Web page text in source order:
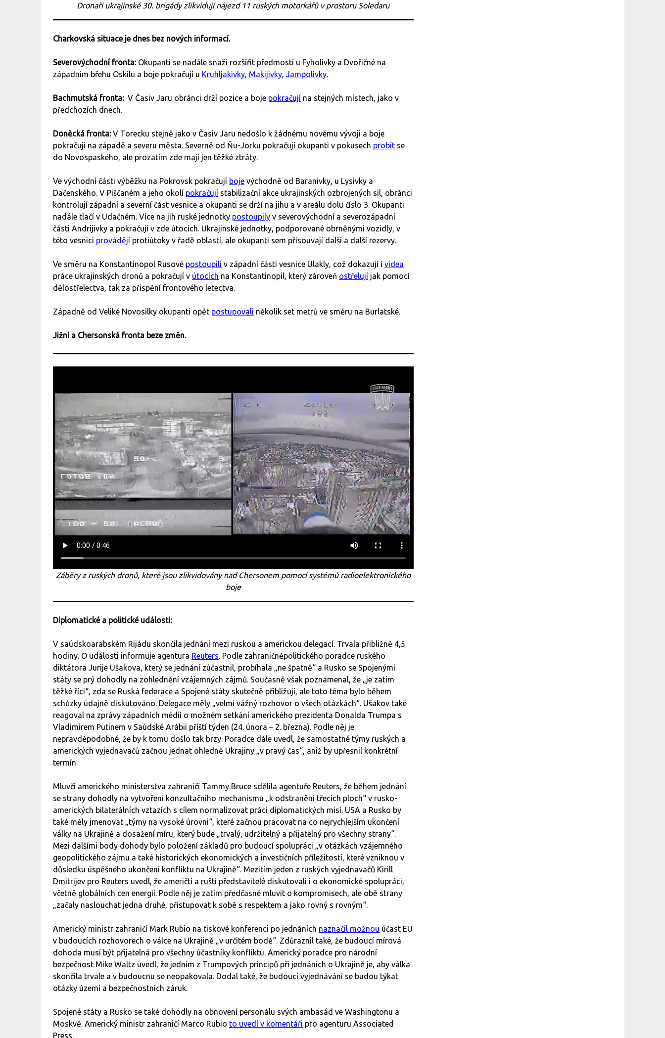
Dronaři ukrajinské 30. brigády zlikvidují nájezd 11 ruských motorkářů v prostoru Soledaru
Charkovská situace je dnes bez nových informací.
Severovýchodní fronta: Okupanti se nadále snaží rozšířit předmostí u Fyholivky a Dvořičné na
západním břehu Oskilu a boje pokračují u Kruhljakivky, Makijivky, Jampolivky.
Bachmutská fronta: V Časiv Jaru obránci drží pozice a boje pokračují na stejných místech, jako v
předchozích dnech.
Doněcká fronta:V Torecku stejně jako v Časiv Jaru nedošlo k žádnému novému vývoji a boje
pokračují na západě a severu města. Severně od Ňu-Jorku pokračují okupanti v pokusech probít se
do Novospaského, ale prozatím zde mají jen těžké ztráty.
Ve východní části výběžku na Pokrovsk pokračují boje východně od Baranivky, u Lysivky a
Dačenského. V Piščaném a jeho okolí pokračují stabilizační akce ukrajinských ozbrojených sil, obránci
kontrolují západní a severní část vesnice a okupanti se drží na jihu a v areálu dolu číslo 3. Okupanti
nadále tlačí v Udačném. Více na jih ruské jednotky postoupily v severovýchodní a severozápadní
části Andrijivky a pokračují v zde útocích. Ukrajinské jednotky, podporované obrněnými vozidly, v
této vesnici provádějí protiútoky v řadě oblastí, ale okupanti sem přisouvají další a další rezervy.
Ve směru na Konstantinopol Rusové postoupili v západní části vesnice Ulakly, což dokazují i videa
práce ukrajinských dronů a pokračují v útocích na Konstantinopil, který zároveň ostřelují jak pomocí
dělostřelectva, tak za přispění frontového letectva.
Západně od Veliké Novosilky okupanti opět postupovali několik set metrů ve směru na Burlatské.
Jižní a Chersonská fronta beze změn.
Záběry z ruských dronů, které jsou zlikvidovány nad Chersonem pomocí systémů radioelektronického
boje
Diplomatické a politické události:
V saúdskoarabském Rijádu skončila jednání mezi ruskou a americkou delegací. Trvala přibližně 4,5
hodiny. O události informuje agentura Reuters. Podle zahraničněpolitického poradce ruského
diktátora Jurije Ušakova, který se jednání zúčastnil, probíhala „ne špatně“ a Rusko se Spojenými
státy se prý dohodly na zohlednění vzájemných zájmů. Současně však poznamenal, že „je zatím
těžké říci“, zda se Ruská federace a Spojené státy skutečně přibližují, ale toto téma bylo během
schůzky údajně diskutováno. Delegace měly „velmi vážný rozhovor o všech otázkách“. Ušakov také
reagoval na zprávy západních médií o možném setkání amerického prezidenta Donalda Trumpa s
Vladimirem Putinem v Saúdské Arábii příští týden (24. února – 2. března). Podle něj je
nepravděpodobné, že by k tomu došlo tak brzy. Poradce dále uvedl, že samostatné týmy ruských a
amerických vyjednavačů začnou jednat ohledně Ukrajiny „v pravý čas“, aniž by upřesnil konkrétní
termín.
Mluvčí amerického ministerstva zahraničí Tammy Bruce sdělila agentuře Reuters, že během jednání
se strany dohodly na vytvoření konzultačního mechanismu „k odstranění třecích ploch“ v rusko-
amerických bilaterálních vztazích s cílem normalizovat práci diplomatických misí. USA a Rusko by
také měly jmenovat „týmy na vysoké úrovni“, které začnou pracovat na co nejrychlejším ukončení
války na Ukrajině a dosažení míru, který bude „trvalý, udržitelný a přijatelný pro všechny strany“.
Mezi dalšími body dohody bylo položení základů pro budoucí spolupráci „v otázkách vzájemného
geopolitického zájmu a také historických ekonomických a investičních příležitostí, které vzniknou v
důsledku úspěšného ukončení konfliktu na Ukrajině“. Mezitím jeden z ruských vyjednavačů Kirill
Dmitrijev pro Reuters uvedl, že američtí a ruští představitelé diskutovali i o ekonomické spolupráci,
včetně globálních cen energií. Podle něj je zatím předčasné mluvit o kompromisech, ale obě strany
„začaly naslouchat jedna druhé, přistupovat k sobě s respektem a jako rovný s rovným“.
Americký ministr zahraničí Mark Rubio na tiskové konferenci po jednáních naznačil možnou účast EU
v budoucích rozhovorech o válce na Ukrajině „v určitém bodě“. Zdůraznil také, že budoucí mírová
dohoda musí být přijatelná pro všechny účastníky konfliktu. Americký poradce pro národní
bezpečnost Mike Waltz uvedl, že jedním z Trumpových principů při jednáních o Ukrajině je, aby válka
skončila trvale a v budoucnu se neopakovala. Dodal také, že budoucí vyjednávání se budou týkat
otázky území a bezpečnostních záruk.
Spojené státy a Rusko se také dohodly na obnovení personálu svých ambasád ve Washingtonu a
Moskvě. Americký ministr zahraničí Marco Rubio to uvedl v komentáři pro agenturu Associated
Press.